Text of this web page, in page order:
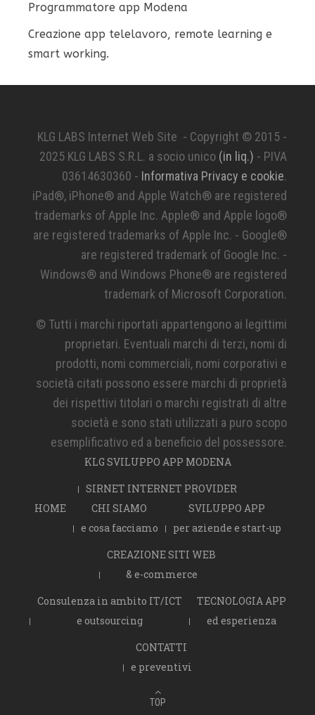
Programmatore app Modena
Creazione app telelavoro, remote learning e
smart working.
TOP
KLG LABS Internet Web Site - Copyright © 2015 -
2025 KLG LABS S.R.L. a socio unico (in liq.) - PIVA
03614630360 - Informativa Privacy e cookie.
iPad®, iPhone® and Apple Watch® are registered
trademarks of Apple Inc. Apple® and Apple logo®
are registered trademarks of Apple Inc. - Google®
are registered trademark of Google Inc. -
Windows® and Windows Phone® are registered
trademark of Microsoft Corporation.
© Tutti i marchi riportati appartengono ai legittimi
proprietari. Eventuali marchi di terzi, nomi di
prodotti, nomi commerciali, nomi corporativi e
società citati possono essere marchi di proprietà
dei rispettivi titolari o marchi registrati di altre
società e sono stati utilizzati a puro scopo
esemplificativo ed a beneficio del possessore.
KLG SVILUPPO APP MODENA
SIRNET INTERNET PROVIDER
HOME
CHI SIAMO
e cosa facciamo
SVILUPPO APP
per aziende e start-up
CREAZIONE SITI WEB
& e-commerce
Consulenza in ambito IT/ICT
e outsourcing
TECNOLOGIA APP
ed esperienza
CONTATTI
e preventivi